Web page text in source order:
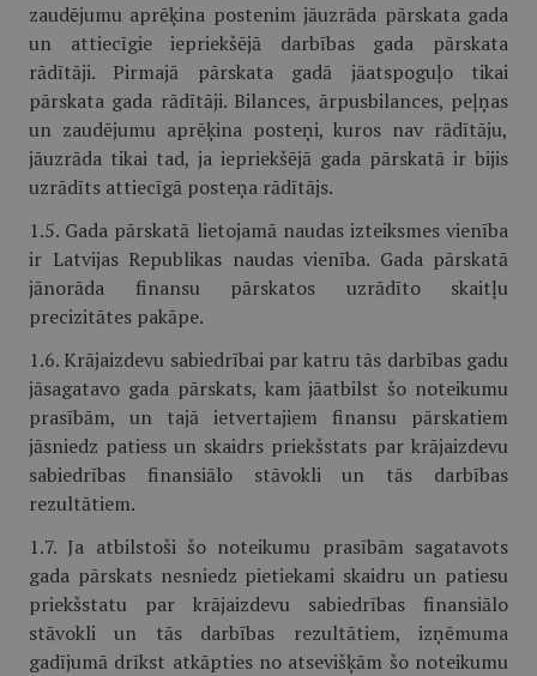
zaudējumu aprēķina postenim jāuzrāda pārskata gada
un attiecīgie iepriekšējā darbības gada pārskata
rādītāji. Pirmajā pārskata gadā jāatspoguļo tikai
pārskata gada rādītāji. Bilances, ārpusbilances, peļņas
un zaudējumu aprēķina posteņi, kuros nav rādītāju,
jāuzrāda tikai tad, ja iepriekšējā gada pārskatā ir bijis
uzrādīts attiecīgā posteņa rādītājs.
1.5. Gada pārskatā lietojamā naudas izteiksmes vienība
ir Latvijas Republikas naudas vienība. Gada pārskatā
jānorāda finansu pārskatos uzrādīto skaitļu
precizitātes pakāpe.
1.6. Krājaizdevu sabiedrībai par katru tās darbības gadu
jāsagatavo gada pārskats, kam jāatbilst šo noteikumu
prasībām, un tajā ietvertajiem finansu pārskatiem
jāsniedz patiess un skaidrs priekšstats par krājaizdevu
sabiedrības finansiālo stāvokli un tās darbības
rezultātiem.
1.7. Ja atbilstoši šo noteikumu prasībām sagatavots
gada pārskats nesniedz pietiekami skaidru un patiesu
priekšstatu par krājaizdevu sabiedrības finansiālo
stāvokli un tās darbības rezultātiem, izņēmuma
gadījumā drīkst atkāpties no atsevišķām šo noteikumu